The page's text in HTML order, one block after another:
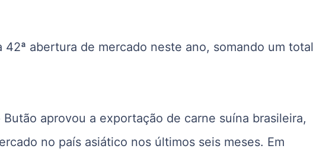
abertura de mercado neste ano, somando um total
aprovou a exportação de carne suína brasileira,
no país asiático nos últimos seis meses. Em